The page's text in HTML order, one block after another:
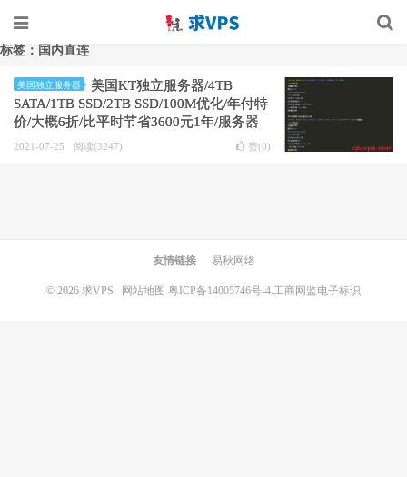
标签：国内直连
美国独立服务器
美国KT独立服务器/4TB
SATA/1TB SSD/2TB SSD/100M优化/年付特
价/大概6折/比平时节省3600元1年/服务器
测评
2021-07-25 阅读(3247) 赞(0)
友情链接 易秋网络
© 2026 求VPS 网站地图 粤ICP备14005746号-4.工商网监电子标识